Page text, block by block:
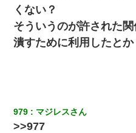
私（23）冗談のつもりで上司（
【画像】女上司(30)「終電なく
くない？
そういうのが許された
潰すために利用したとか
979 マジレスさん
>>977